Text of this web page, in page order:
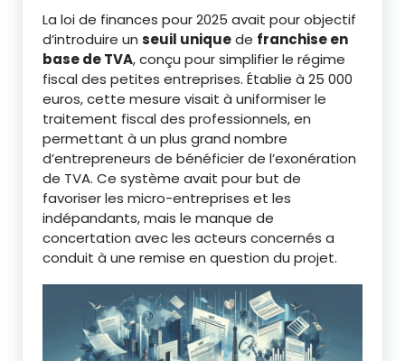
La loi de finances pour 2025 avait pour objectif
d’introduire un seuil uniquede franchise en
base de TVA, conçu pour simplifier le régime
fiscal des petites entreprises. Établie à 25 000
euros, cette mesure visait à uniformiser le
traitement fiscal des professionnels, en
permettant à un plus grand nombre
d’entrepreneurs de bénéficier de l’exonération
de TVA. Ce système avait pour but de
favoriser les micro-entreprises et les
indépandants, mais le manque de
concertation avec les acteurs concernés a
conduit à une remise en question du projet.